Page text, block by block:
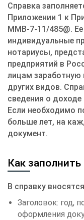
Справка
Приложении 1 к
ММВ-7-11/485@.
индивидуальные
нотариусы,
предприятий в
лицам
других видов.
сведения о
Если необходимо
больше лет, на
документ.
Как
В справку
Заголовок: год,
оформления